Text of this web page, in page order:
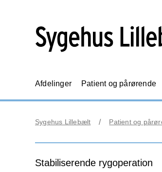
Afdelinger Patient og pårørende
Sygehus Lillebælt Patient og
Stabiliserende rygoperation